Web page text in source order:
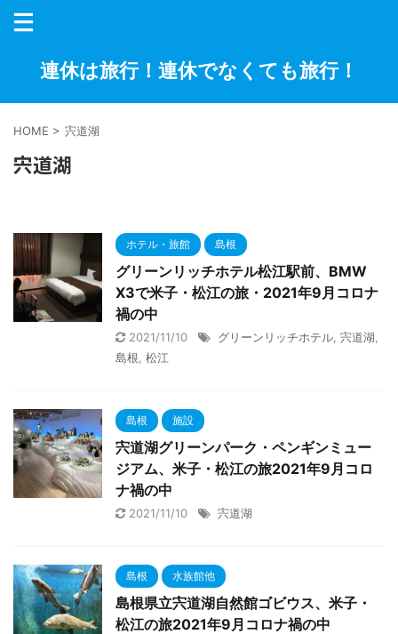
連休は旅行！連休でなくても旅行！
HOME > 宍道湖
宍道湖
ホテル・旅館 島根
グリーンリッチホテル松江駅前、BMW
X3で米子・松江の旅・2021年9月コロナ
禍の中
2021/11/10 グリーンリッチホテル 宍道湖
島根 松江
島根 施設
宍道湖グリーンパーク・ペンギンミュー
ジアム、米子・松江の旅2021年9月コロ
ナ禍の中
2021/11/10 宍道湖
島根 水族館他
島根県立宍道湖自然館ゴビウス、米子・
松江の旅2021年9月コロナ禍の中